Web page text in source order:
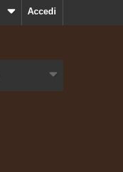
Accedi